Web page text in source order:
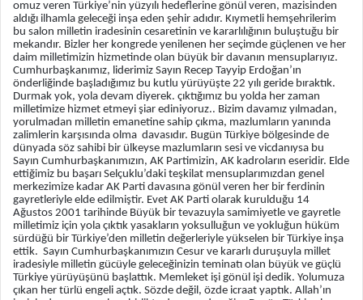
omuz veren Türkiye’nin yüzyılı hedeflerine gönül veren, mazisinden
aldığı ilhamla geleceği inşa eden şehir adıdır. Kıymetli hemşehrilerim
bu salon milletin iradesinin cesaretinin ve kararlılığının buluştuğu bir
mekandır. Bizler her kongrede yenilenen her seçimde güçlenen ve her
daim milletimizin hizmetinde olan büyük bir davanın mensuplarıyız.
Cumhurbaşkanımız, liderimiz Sayın Recep Tayyip Erdoğan’ın
önderliğinde başladığımız bu kutlu yürüyüşte 22 yılı geride bıraktık.
Durmak yok, yola devam diyerek. çıktığımız bu yolda her zaman
milletimize hizmet etmeyi şiar ediniyoruz.. Bizim davamız yılmadan,
yorulmadan milletin emanetine sahip çıkma, mazlumların yanında
zalimlerin karşısında olma davasıdır. Bugün Türkiye bölgesinde de
dünyada söz sahibi bir ülkeyse mazlumların sesi ve vicdanıysa bu
Sayın Cumhurbaşkanımızın, AK Partimizin, AK kadroların eseridir. Elde
ettiğimiz bu başarı Selçuklu’daki teşkilat mensuplarımızdan genel
merkezimize kadar AK Parti davasına gönül veren her bir ferdinin
gayretleriyle elde edilmiştir. Evet AK Parti olarak kurulduğu 14
Ağustos 2001 tarihinde Büyük bir tevazuyla samimiyetle ve gayretle
milletimiz için yola çıktık yasakların yoksulluğun ve yokluğun hüküm
sürdüğü bir Türkiye’den milletin değerleriyle yükselen bir Türkiye inşa
ettik. Sayın Cumhurbaşkanımızın Cesur ve kararlı duruşuyla millet
iradesiyle milletin gücüyle geleceğinizin teminatı olan büyük ve güçlü
Türkiye yürüyüşünü başlattık. Memleket işi gönül işi dedik. Yolumuza
çıkan her türlü engeli açtık. Sözde değil, özde icraat yaptık. Allah’ın